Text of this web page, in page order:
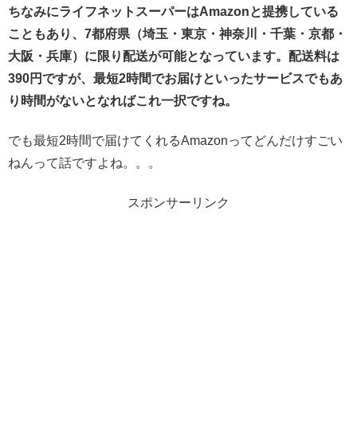
ちなみにライフネットスーパーはAmazonと提携している
こともあり、 7都府県（埼玉・東京・神奈川・千葉・京都・
大阪・兵庫） に限り配送が可能となっています。配送料は
390円ですが、最短2時間でお届けといったサービスでもあ
り時間がないとなればこれ一択ですね。
でも最短2時間で届けてくれるAmazonってどんだけすごい
ねんって話ですよね。。。
スポンサーリンク